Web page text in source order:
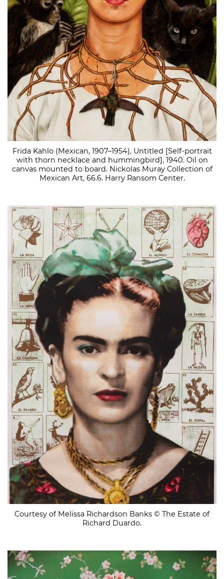
Frida Kahlo (Mexican, 1907–1954), Untitled [Self-portrait
with thorn necklace and hummingbird], 1940. Oil on
canvas mounted to board. Nickolas Muray Collection of
Mexican Art, 66.6. Harry Ransom Center.
Courtesy of Melissa Richardson Banks © The Estate of
Richard Duardo.